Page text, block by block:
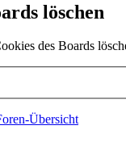
löschen
des Boards
Übersicht